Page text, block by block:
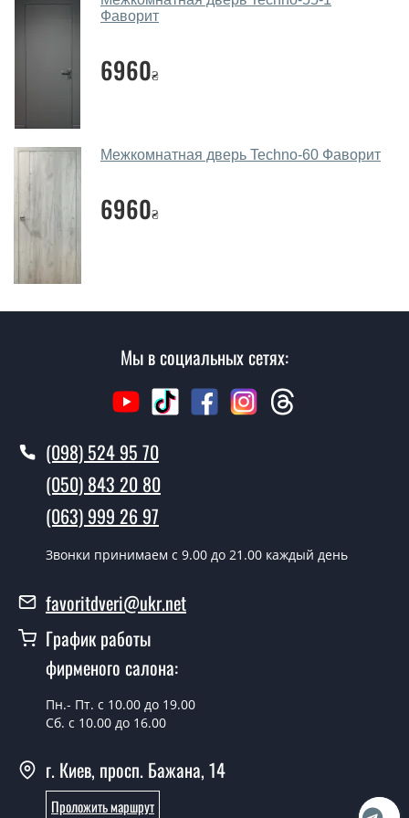
Благодаря такой толщине МДФ, вся конструкция
Какие межкомнатные двери фаворит
посоветуете?
Подбор межкомнатных дверей ТМ Фаворит ведется
индивидуально для каждого посетителя.
Замеры дверей делаете?
Да, делаем. Наши специалисты могут произвести
замер и консультацию на выезде. Каждый сотрудник
Вызов замерщика-консультанта стоит 500 грн.
Вы производите установку
Да производим. Монтаж межкомнатных дверей ТМ
Фаворит производится согласно очереди, во все дни
кроме воскресенья.
Classic-31?
Стоимость установки дверей Classic-31 - от 1800 грн.
Можно на сегодня вызвать
замерщика?
Да можно.
У вас есть в наличии готовые
межкомнатные двери фаворит?
Фаворит
6960₴
Межкомнатная дверь Techno-60 Фаворит
6960₴
Мы в социальных сетях:
(098) 524 95 70
(050) 843 20 80
(063) 999 26 97
Звонки принимаем c 9.00 до 21.00 каждый день
favoritdveri@ukr.net
График работы
фирменого салона:
Пн.- Пт. с 10.00 до 19.00
Сб. с 10.00 до 16.00
г. Киев, просп. Бажана, 14
Проложить маршрут